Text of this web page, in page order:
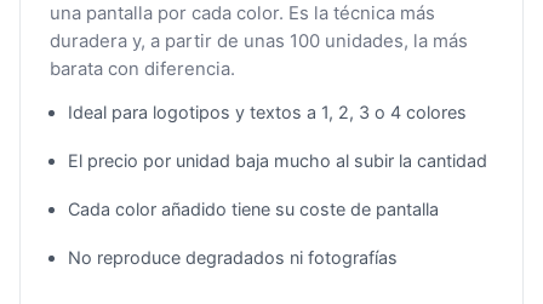
una pantalla por cada color. Es la técnica más
duradera y, a partir de unas 100 unidades, la más
barata con diferencia.
Ideal para logotipos y textos a 1, 2, 3 o 4 colores
El precio por unidad baja mucho al subir la cantidad
Cada color añadido tiene su coste de pantalla
No reproduce degradados ni fotografías